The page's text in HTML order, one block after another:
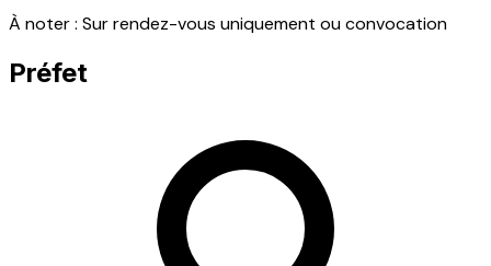
À noter : Sur rendez-vous uniquement ou convocation
Préfet